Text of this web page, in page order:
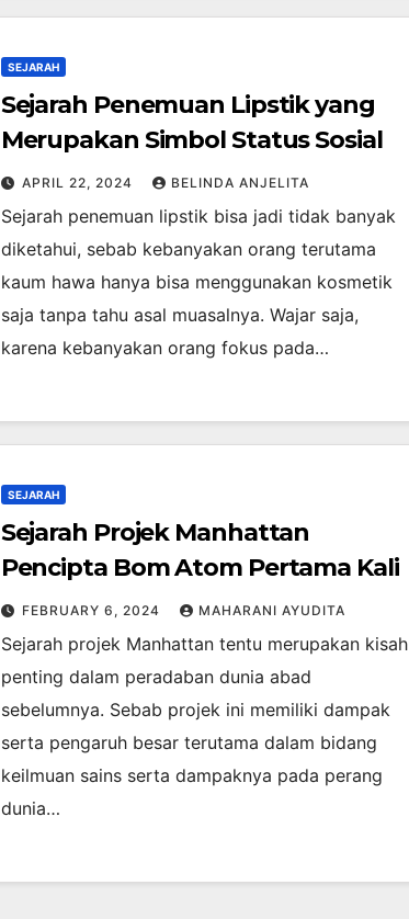
SEJARAH
Sejarah Penemuan Lipstik yang
Merupakan Simbol Status Sosial
APRIL 22, 2024 BELINDA ANJELITA
Sejarah penemuan lipstik bisa jadi tidak banyak
diketahui, sebab kebanyakan orang terutama
kaum hawa hanya bisa menggunakan kosmetik
saja tanpa tahu asal muasalnya. Wajar saja,
karena kebanyakan orang fokus pada…
SEJARAH
Sejarah Projek Manhattan
Pencipta Bom Atom Pertama Kali
FEBRUARY 6, 2024 MAHARANI AYUDITA
Sejarah projek Manhattan tentu merupakan kisah
penting dalam peradaban dunia abad
sebelumnya. Sebab projek ini memiliki dampak
serta pengaruh besar terutama dalam bidang
keilmuan sains serta dampaknya pada perang
dunia…